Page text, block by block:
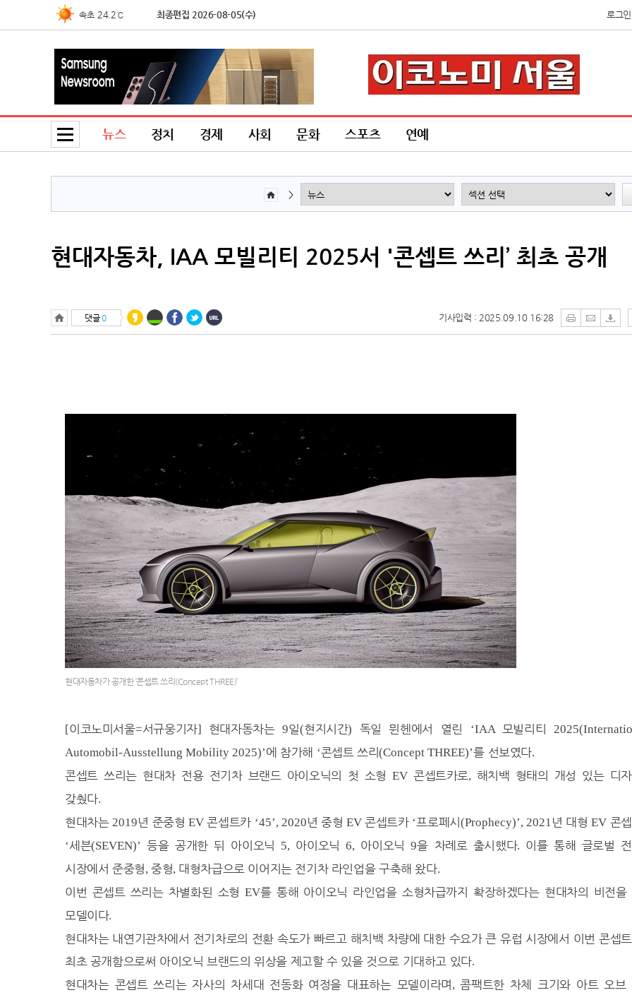
동두천 26.4℃
파주 26.2℃
19.7℃
25.0℃
백령도 25.4℃
동해 24.0℃
인천 29.7℃
수원 27.7℃
상주 24.2℃
포항 25.9℃
군산 27.5℃
대구 25.4℃
전주 27.5℃
울산 24.7℃
창원 27.7℃
광주 27.2℃
부산 27.2℃
목포 26.6℃
고창
순천 22.1℃
홍성 26.6℃
서청주 24.3℃
제주 27.1℃
고산 26.5℃
성산 28.7℃
서귀포 29.6℃
최종편집 2026-08-05(수) 로그인
뉴스 정치 경제 사회 문화 스포츠 연예
>
현대자동차, IAA 모빌리티 2025서 '콘셉트 쓰리’ 최초 공개
댓글0 기사입력 : 2025.09.10 16:28
현대자동차가 공개한 ‘콘셉트 쓰리(Concept THREE)’
[이코노미서울=서규웅기자] 현대자동차는9일(현지시간) 독일 뮌헨에서 열린 ‘IAA 모빌리티
Automobil-Ausstellung Mobility 2025)’에 참가해 ‘콘셉트 쓰리(Concept THREE)’를 선보였다.
콘셉트 쓰리는 현대차 전용 전기차 브랜드 아이오닉의 첫 소형EV 콘셉트카로, 해치백 형태의 개성 있는 디
갖췄다.
현대차는2019년 준중형EV콘셉트카 ‘45’, 2020년 중형EV콘셉트카 ‘프로페시 (Prophecy)’, 2021년 대형EV 콘
‘세븐(SEVEN)’등을 공개한 뒤 아이오닉 5, 아이오닉6, 아이오닉9을 차례로 출시했다. 이를 통해 글로벌
시장에서 준중형, 중형, 대형차급으로 이어지는 전기차 라인업을 구축해 왔다.
이번 콘셉트 쓰리는 차별화된 소형EV를 통해 아이오닉 라인업을 소형차급까지 확장하겠다는 현대차의 비전을
모델이다.
현대차는 내연기관차에서 전기차로의 전환 속도가 빠르고 해치백 차량에 대한 수요가 큰 유럽 시장에서 이번 콘셉
최초 공개함으로써 아이오닉 브랜드의 위상을 제고할 수 있을 것으로 기대하고 있다.
현대차는 콘셉트 쓰리는 자사의 차세대 전동화 여정을 대표하는 모델이라며 ,콤팩트한 차체 크기와 아트 오브